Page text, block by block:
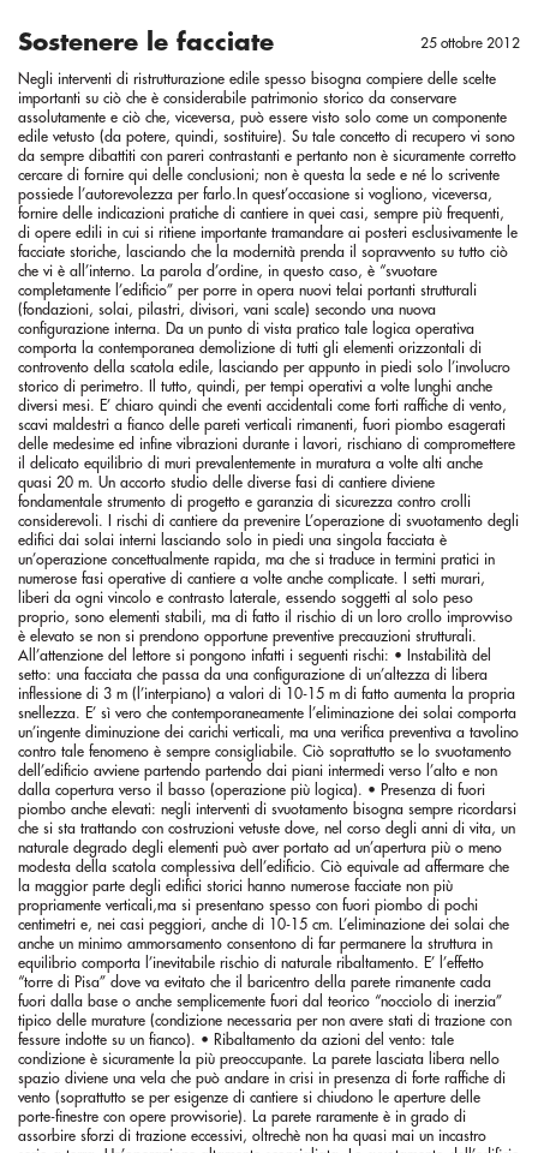
25 ottobre 2012
Sostenere le facciate
Negli interventi di ristrutturazione edile spesso bisogna compiere delle scelte importanti su ciò che è considerabile patrimonio storico da conservare assolutamente e ciò che, viceversa, può essere visto solo come un componente edile vetusto (da potere, quindi, sostituire). Su tale concetto di recupero vi sono da sempre dibattiti con pareri contrastanti e pertanto non è sicuramente corretto cercare di fornire qui delle conclusioni; non è questa la sede e né lo scrivente possiede l’autorevolezza per farlo.In quest’occasione si vogliono, viceversa, fornire delle indicazioni pratiche di cantiere in quei casi, sempre più frequenti, di opere edili in cui si ritiene importante tramandare ai posteri esclusivamente le facciate storiche, lasciando che la modernità prenda il sopravvento su tutto ciò che vi è all’interno. La parola d’ordine, in questo caso, è “svuotare completamente l’edificio” per porre in opera nuovi telai portanti strutturali (fondazioni, solai, pilastri, divisori, vani scale) secondo una nuova configurazione interna. Da un punto di vista pratico tale logica operativa comporta la contemporanea demolizione di tutti gli elementi orizzontali di controvento della scatola edile, lasciando per appunto in piedi solo l’involucro storico di perimetro. Il tutto, quindi, per tempi operativi a volte lunghi anche diversi mesi. E’ chiaro quindi che eventi accidentali come forti raffiche di vento, scavi maldestri a fianco delle pareti verticali rimanenti, fuori piombo esagerati delle medesime ed infine vibrazioni durante i lavori, rischiano di compromettere il delicato equilibrio di muri prevalentemente in muratura a volte alti anche quasi 20 m. Un accorto studio delle diverse fasi di cantiere diviene fondamentale strumento di progetto e garanzia di sicurezza contro crolli considerevoli. I rischi di cantiere da prevenire L’operazione di svuotamento degli edifici dai solai interni lasciando solo in piedi una singola facciata è un’operazione concettualmente rapida, ma che si traduce in termini pratici in numerose fasi operative di cantiere a volte anche complicate. I setti murari, liberi da ogni vincolo e contrasto laterale, essendo soggetti al solo peso proprio, sono elementi stabili, ma di fatto il rischio di un loro crollo improvviso è elevato se non si prendono opportune preventive precauzioni strutturali. All’attenzione del lettore si pongono infatti i seguenti rischi: • Instabilità del setto: una facciata che passa da una configurazione di un’altezza di libera inflessione di 3 m (l’interpiano) a valori di 10-15 m di fatto aumenta la propria snellezza. E’ sì vero che contemporaneamente l’eliminazione dei solai comporta un’ingente diminuzione dei carichi verticali, ma una verifica preventiva a tavolino contro tale fenomeno è sempre consigliabile. Ciò soprattutto se lo svuotamento dell’edificio avviene partendo partendo dai piani intermedi verso l’alto e non dalla copertura verso il basso (operazione più logica). • Presenza di fuori piombo anche elevati: negli interventi di svuotamento bisogna sempre ricordarsi che si sta trattando con costruzioni vetuste dove, nel corso degli anni di vita, un naturale degrado degli elementi può aver portato ad un’apertura più o meno modesta della scatola complessiva dell’edificio. Ciò equivale ad affermare che la maggior parte degli edifici storici hanno numerose facciate non più propriamente verticali,ma si presentano spesso con fuori piombo di pochi centimetri e, nei casi peggiori, anche di 10-15 cm. L’eliminazione dei solai che anche un minimo ammorsamento consentono di far permanere la struttura in equilibrio comporta l’inevitabile rischio di naturale ribaltamento. E’ l’effetto “torre di Pisa” dove va evitato che il baricentro della parete rimanente cada fuori dalla base o anche semplicemente fuori dal teorico “nocciolo di inerzia” tipico delle murature (condizione necessaria per non avere stati di trazione con fessure indotte su un fianco). • Ribaltamento da azioni del vento: tale condizione è sicuramente la più preoccupante. La parete lasciata libera nello spazio diviene una vela che può andare in crisi in presenza di forte raffiche di vento (soprattutto se per esigenze di cantiere si chiudono le aperture delle porte-finestre con opere provvisorie). La parete raramente è in grado di assorbire sforzi di trazione eccessivi, oltrechè non ha quasi mai un incastro serio a terra. Un’operazione altamente sconsigliata. Lo svuotamento dell’edificio dai solai interni deve avvenire dopo la messa in opera di una struttura provvisoria atta a conferire adeguata stabilità all’involucro edile di perimetro. A fine lavori la struttura provvisoria deve essere poi agilmente smontata. Concettualmente la via risolutiva più immediata è quella che prevede una struttura di rinforzo aggiuntiva in acciaio sulle facciate. Ciò può avvenire mediante impiego alternativo di: • putrelle verticali in acciaio adeguatamente ancorati ad un basamento in cls armato; • ampia struttura reticolare verticale composta da tubi giunti; • ponteggio metallico integrato con diagonali in tubi giunti atti a formare una analoga trave reticolare. Le tre tipologie sono riportate in ordine di costo, ma è evidente che la scelta di un sistema o del successivo è funzione dell’altezza della parete da sostenere e dello spazio a disposizione per la struttura provvisoria di sostegno. Al fine di non interferire con le successive operazioni di cantiere interne all’edificio (messa in opera dei solai) è sconsigliabile la formazione di una struttura di sostegno della parete che sia contemporaneamente metà dentro l’edificio e metà fuori dall’edificio (formando cioè “un sandwich” di sostegno provvisorio); ciò anche virtualmente appare come la soluzione più intuitiva e stabile. L’esperienza insegna infatti che avere una struttura di sostegno collocata dentro l’edificio significa poi portarsi in seguito problemi logistici di posa di elementi di solai prefabbricati, di casseri di travi e di rinforzo delle fondazioni. Non conviene mai. Pur con un apparente aumento dei costi le facciate vanno “imbrigliate” attraverso una struttura metallica esterna: le successive operazioni di cantiere sono poi notevolmente più semplici e lo spazio all’interno della costruzione oggetto di intervento è totalmente a disposizione delle variabili tipiche dei progetti edili. Gli elementi che compongono la struttura provvisoria di sostegno Come già precedentemente introdotto, le facciate senza collegamenti agli impalcati sono prevalentemente soggette a rischi di ribaltamento. In tale direzione la struttura di sostegno, per equilibrio, è prevalentemente soggetta ad azioni orizzontali. Data l’elevata l’elevata altezza essa deve funzionare bene a “flessione” come una mensola verticale incastrata in basso, deformandosi altresì poco; il tutto con costi di intervento possibilmente contenuti. • Struttura verticale reticolare: le strutture reticolari, composte cioè da aste verticali, aste orizzontali, ma soprattutto aste diagonali a formare triangoli continui, assolvono molto bene a detta esigenza di resistenza e bassa deformabilità. L’inerzia dell’opera di sostegno aumenta notevolmente tanto più si allarga la medesima, ma se non si è proprio a ridosso di strade trafficate tale richiesta di cantiere è sempre possibile. Ciò spiega perché una struttura di tubi giunti larga 2-3 m (pur essendo i tubi singolarmente degli elementi sottili e snelli) riesce tranquillamente a mettere in sicurezza una facciata alta anche 20 m libera di oscillare teoricamente nello spazio. • “Mani” metalliche e tubi passanti sul lato interno: il collegamento facciata-opera provvisoria di sostegno è semplice, ma non banale. Vanno fornite al lettore alcune avvertenze. L’impiego di tasselli chimici di ancoraggio con ganci e cavi in trazione (come cioè spesso avviene per gli ordinari agganci dei ponteggi alle strutture in c.a.) è altamente sconsigliabile in quanto si ha spesso a che fare con muratura mista mattoni- sassi e malta dalle incerte caratteristiche meccaniche di tenuta: è un po’ arduo affidare la sicurezza dell’opera al caso! Altresì, si ricorda alle imprese di costruzioni che la facciata può oscillare sotto il vento sia verso l’interno che verso l’esterno: la presenza di soli tiranti posti all’esterno non risolve il problema se il vento spinge nella direzione opposta. L’opera di “trattenuta” della facciata deve funzionare in primo luogo in maniera bidirezionale. La soluzione tecnologica converge pertanto, quasi sempre, verso la realizzazione di una sorta di “mani metalliche” che passando dall’esterno all’interno attraverso i vani delle finestre bloccano a “forchetta” la facciata con puntoni/tiranti. L’impiego di tubi-giunto permette agevolmente di assolvere a detta esigenza grazie alla variabilità praticamente infinita di lunghezza e fissaggio. Qualora la facciata fosse completamente cieca occorre eseguire dei fori passanti per il passaggio dei tubi, il tutto evidentemente dietro approvazione della soprintendenza di opere protette di interesse storico). • Contrappesi inferiori: la struttura metallica, per quanto rigida possa essere, è sempre notevolmente più leggera rispetto al peso della facciata che deve sostenere. Di fatto essa non serve per impedire il ribaltamento, ma per trasmettere (senza far deformare la facciata) l’azione di ribaltamento ad un nucleo pesante di contrappeso posto alla base della struttura di sostegno. La determinazione del peso effettivo da porre in opera non è sempre agevole, perché nei calcoli bisogna tenere in considerazione anche la presenza di eventuali fuori-piombo della facciata. Il progetto di un ingegnere strutturista è praticamente obbligatorio. Vi sono essenzialmente tre vie risolutive: • messa in opera di blocchi di cemento sul piano inferiore dell’opera provvisionale; • formazione preventiva di fondazioni in c.a. con funzioni di zavorre al cui interno annegare la parte inferiore dei tubi giunto della struttura provvisoria; • aggancio continuo della stru